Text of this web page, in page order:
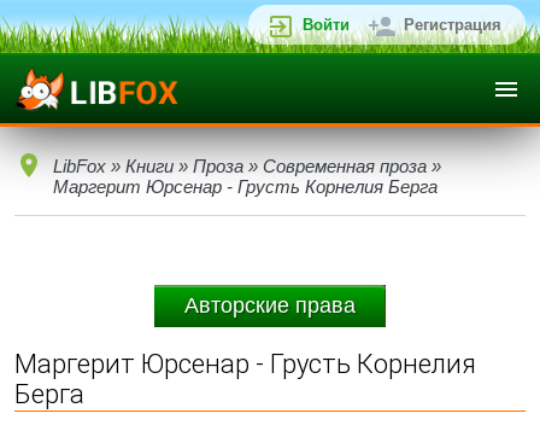
Войти Регистрация
LibFox » Книги » Проза » Современная проза »
Маргерит Юрсенар - Грусть Корнелия Берга
Авторские права
Маргерит Юрсенар - Грусть Корнелия
Берга